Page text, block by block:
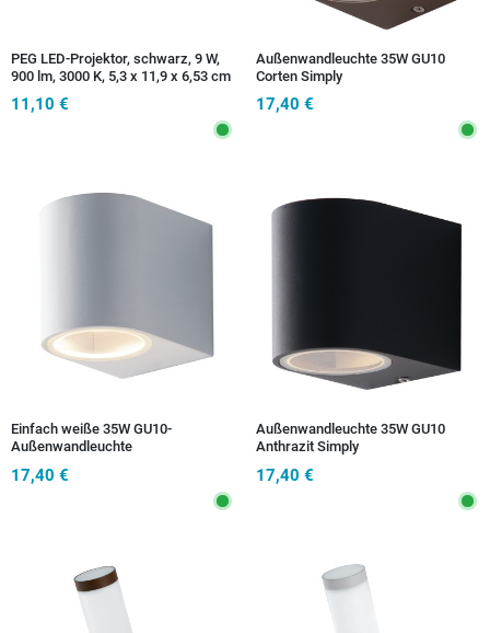
PEG LED-Projektor, schwarz, 9 W,
900 lm, 3000 K, 5,3 x 11,9 x 6,53 cm
11,10 €
Außenwandleuchte 35W GU10
Corten Simply
17,40 €
Einfach weiße 35W GU10-
Außenwandleuchte
17,40 €
Außenwandleuchte 35W GU10
Anthrazit Simply
17,40 €